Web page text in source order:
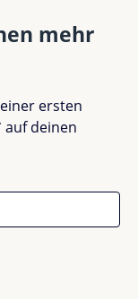
0%
mehr
ersten
auf deinen